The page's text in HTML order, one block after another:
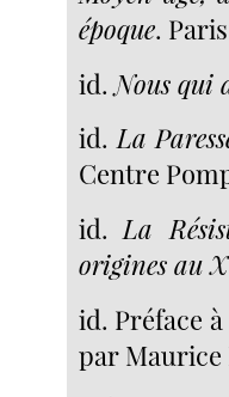
époque.
id.Nous qui
id.La
Centre
id. La
origines au
id. Préface à
par Maurice